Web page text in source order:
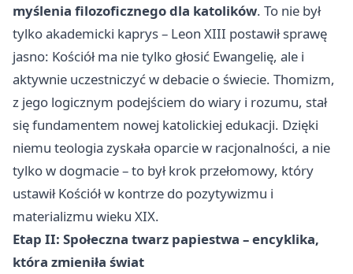
myślenia filozoficznego dla katolików. To nie był
tylko akademicki kaprys – Leon XIII postawił sprawę
jasno: Kościół ma nie tylko głosić Ewangelię, ale i
aktywnie uczestniczyć w debacie o świecie. Thomizm,
z jego logicznym podejściem do wiary i rozumu, stał
się fundamentem nowej katolickiej edukacji. Dzięki
niemu teologia zyskała oparcie w racjonalności, a nie
tylko w dogmacie – to był krok przełomowy, który
ustawił Kościół w kontrze do pozytywizmu i
materializmu wieku XIX.
Etap II: Społeczna twarz papiestwa – encyklika,
która zmieniła świat